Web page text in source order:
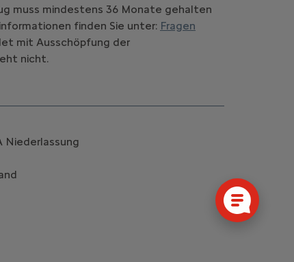
muss mindestens 36 Monate gehalten
finden Sie unter: Fragen
mit Ausschöpfung der
nicht.
Niederlassung